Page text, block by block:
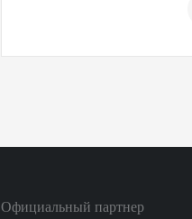
Официальный партнер